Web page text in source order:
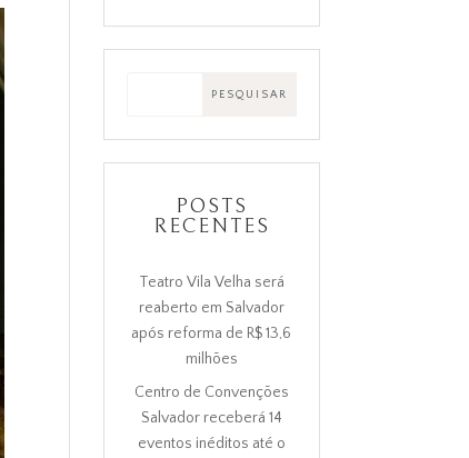
POSTS
RECENTES
Teatro Vila Velha será
reaberto em Salvador
após reforma de R$ 13,6
milhões
Centro de Convenções
Salvador receberá 14
eventos inéditos até o